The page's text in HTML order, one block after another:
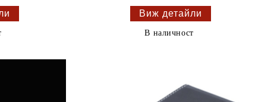
Виж детайли
В наличност